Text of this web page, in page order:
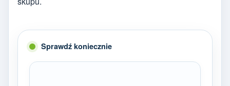
Sprawdź koniecznie